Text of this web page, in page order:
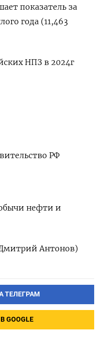
показатель за
года (11,463
НПЗ в 2024г
РФ
нефти и
Дмитрий Антонов)
ТЕЛЕГРАМ